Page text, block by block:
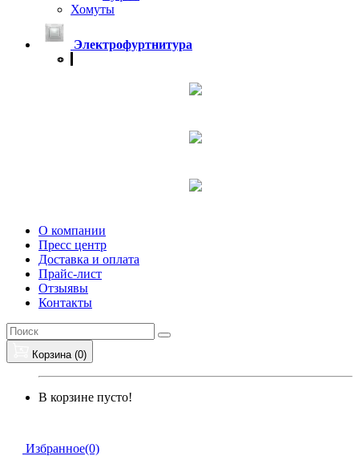
Хомуты
Электрофуртнитура
О компании
Пресс центр
Доставка и оплата
Прайс-лист
Отзыявы
Контакты
Корзина (0)
В корзине пусто!
Избранное(0)